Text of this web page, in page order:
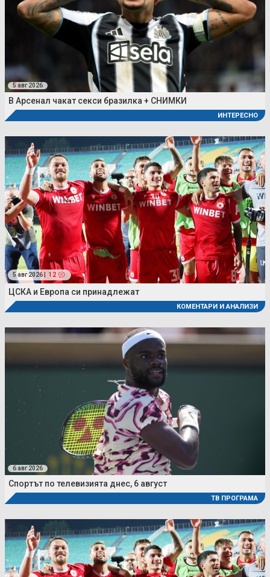
5 авг 2026
В Арсенал чакат секси бразилка + СНИМКИ
ИНТЕРЕСНО
5 авг 2026 | 12
ЦСКА и Европа си принадлежат
КОМЕНТАРИ И АНАЛИЗИ
6 авг 2026
Спортът по телевизията днес, 6 август
ТВ ПРОГРАМА